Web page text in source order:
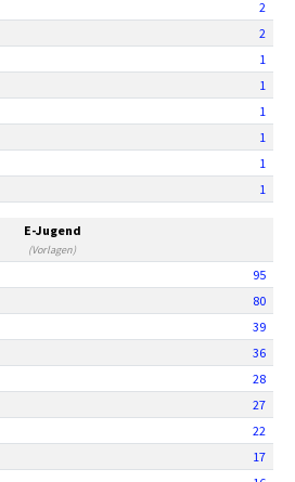
2
2
1
1
1
1
1
1
E-Jugend
(Vorlagen)
95
80
39
36
28
27
22
17